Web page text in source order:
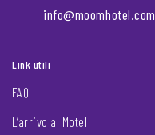
info@moomhotel.com
Link utili
FAQ
L’arrivo al Motel